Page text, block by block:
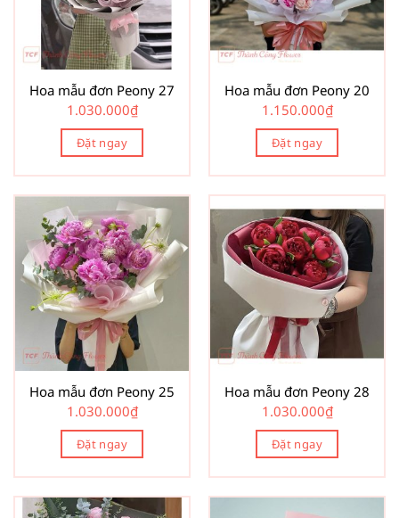
Hoa mẫu đơn Peony 27
1.030.000₫
Đặt ngay
Hoa mẫu đơn Peony 20
1.150.000₫
Đặt ngay
Hoa mẫu đơn Peony 25
1.030.000₫
Đặt ngay
Hoa mẫu đơn Peony 28
1.030.000₫
Đặt ngay